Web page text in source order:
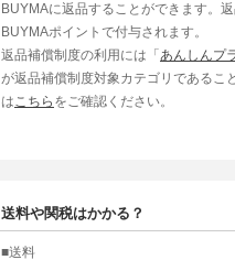
BUYMAに返品することができます。
BUYMAポイントで付与されます。
返品補償制度の利用には「 あんしんプ
が返品補償制度対象カテゴリであるこ
は こちら をご確認ください。
送料や関税はかかる？
■送料